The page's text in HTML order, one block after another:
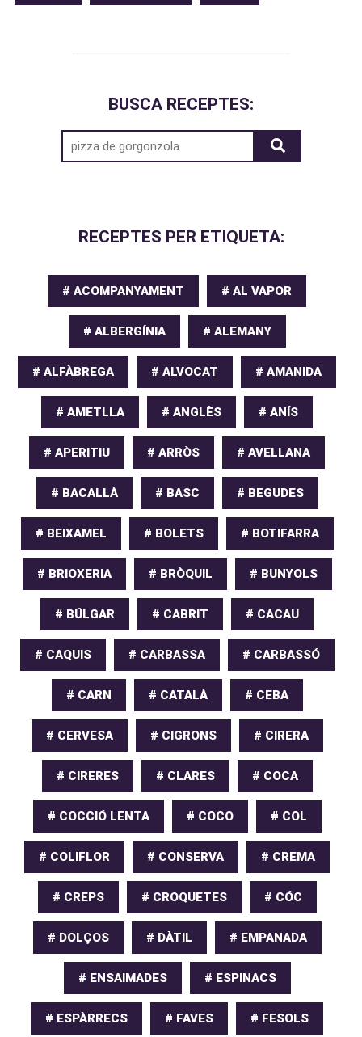
BUSCA RECEPTES:
RECEPTES PER ETIQUETA:
# ACOMPANYAMENT # AL VAPOR
# ALBERGÍNIA # ALEMANY
# ALFÀBREGA # ALVOCAT # AMANIDA
# AMETLLA # ANGLÈS # ANÍS
# APERITIU # ARRÒS # AVELLANA
# BACALLÀ # BASC # BEGUDES
# BEIXAMEL # BOLETS # BOTIFARRA
# BRIOXERIA # BRÒQUIL # BUNYOLS
# BÚLGAR # CABRIT # CACAU
# CAQUIS # CARBASSA # CARBASSÓ
# CARN # CATALÀ # CEBA
# CERVESA # CIGRONS # CIRERA
# CIRERES # CLARES # COCA
# COCCIÓ LENTA # COCO # COL
# COLIFLOR # CONSERVA # CREMA
# CREPS # CROQUETES # CÓC
# DOLÇOS # DÀTIL # EMPANADA
# ENSAIMADES # ESPINACS
# ESPÀRRECS # FAVES # FESOLS